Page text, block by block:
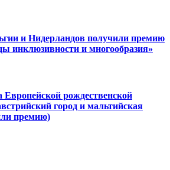
и Нидерландов получили премию
инклюзивности и многообразия»
Европейской рождественской
город и мальтийская
премию)